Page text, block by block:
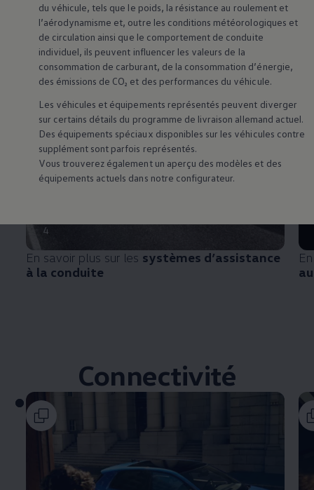
4
En savoir plus sur les systèmes d’assistance
à la conduite
Connectivité
du véhicule, tels que le poids, la résistance au roulement et
l’aérodynamisme et, outre les conditions météorologiques et
de circulation ainsi que le comportement de conduite
individuel, ils peuvent influencer les valeurs de la
consommation de carburant, de la consommation d’énergie,
des émissions de CO₂ et des performances du véhicule.
Les véhicules et équipements représentés peuvent diverger
sur certains détails du programme de livraison allemand actuel.
Des équipements spéciaux disponibles sur les véhicules contre
supplément sont parfois représentés.
Vous trouverez également un aperçu des modèles et des
équipements actuels dans notre configurateur.